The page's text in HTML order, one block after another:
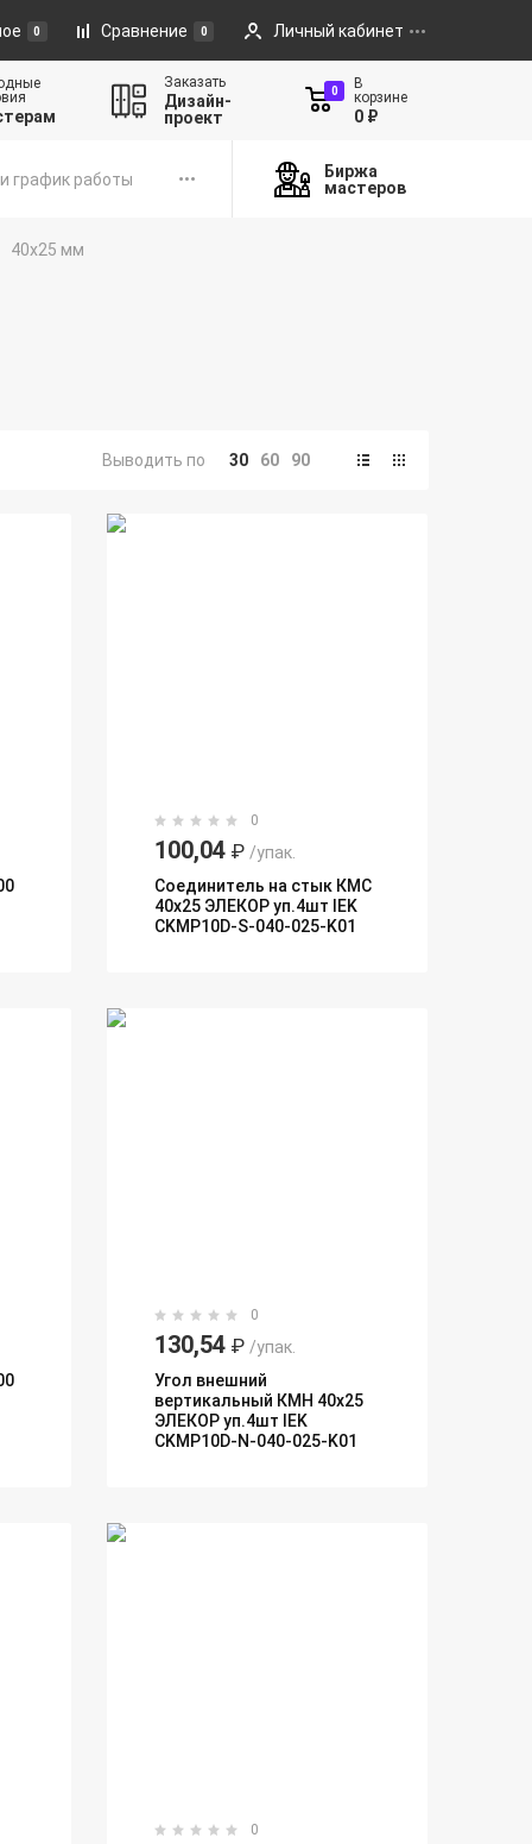
0 Сравнение 0 Личный кабинет
Заказать
Дизайн-
проект
0
В
корзине
0 ₽
график работы
Биржа
мастеров
40х25 мм
Выводить по 30 60 90
0
100,04 ₽ /упак.
Соединитель на стык КМС
40х25 ЭЛЕКОР уп.4шт IEK
CKMP10D-S-040-025-K01
0
130,54 ₽ /упак.
Угол внешний
вертикальный КМН 40х25
ЭЛЕКОР уп.4шт IEK
CKMP10D-N-040-025-K01
0